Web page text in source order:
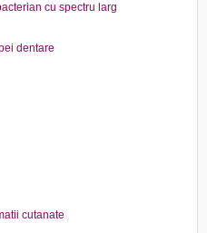
cu spectru larg
dentare
cutanate